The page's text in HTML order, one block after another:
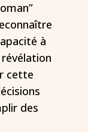
à
cette
des